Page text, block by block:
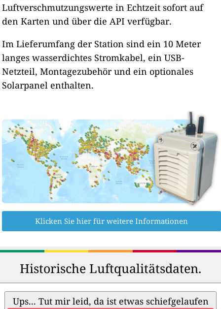
Luftverschmutzungswerte in Echtzeit sofort auf
den Karten und über die API verfügbar.
Im Lieferumfang der Station sind ein 10 Meter
langes wasserdichtes Stromkabel, ein USB-
Netzteil, Montagezubehör und ein optionales
Solarpanel enthalten.
Klicken Sie hier für weitere Informationen
Historische Luftqualitätsdaten.
Ups... Tut mir leid, da ist etwas schiefgelaufen